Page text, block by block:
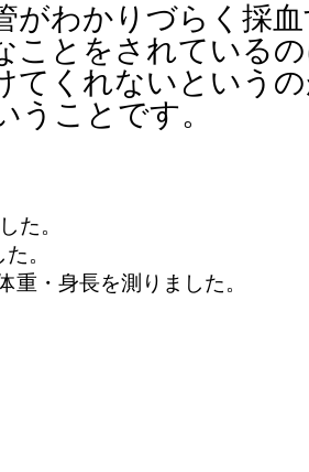
がわかりづらく採
ことをされている
てくれないという
うことです。
た。
。
重・身長を測りました。